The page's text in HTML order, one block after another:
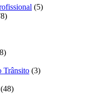
(5)
Trânsito (3)
(48)